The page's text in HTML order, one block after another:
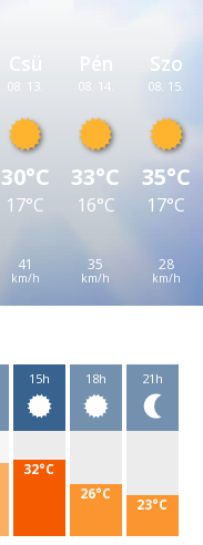
08. 13.
30°C
17°C
41
08. 14.
33°C
16°C
35
Szo
08. 15.
35°C
17°C
28
15h
32°C
18h
26°C
21h
23°C